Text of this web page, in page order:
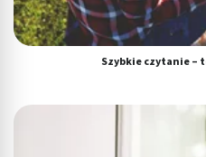
Szybkie czytanie –